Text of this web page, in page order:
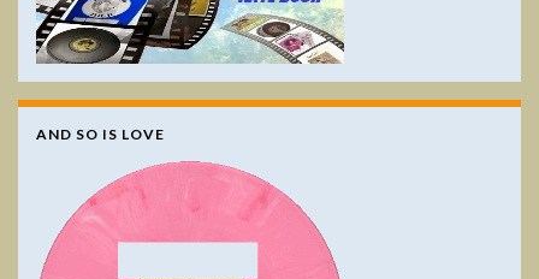
AND SO IS LOVE